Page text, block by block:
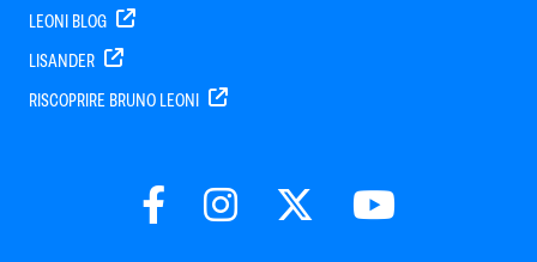
LEONI BLOG
LISANDER
RISCOPRIRE BRUNO LEONI